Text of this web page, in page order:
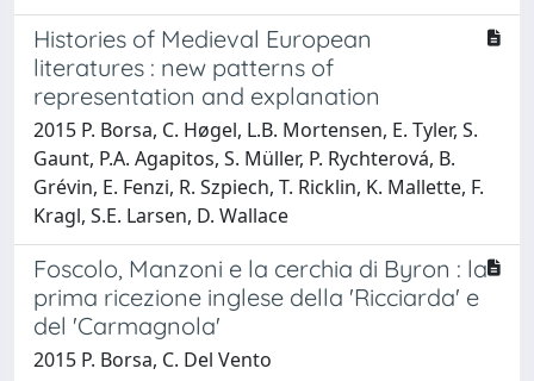
Histories of Medieval European
literatures : new patterns of
representation and explanation
2015 P. Borsa, C. Høgel, L.B. Mortensen, E. Tyler, S.
Gaunt, P.A. Agapitos, S. Müller, P. Rychterová, B.
Grévin, E. Fenzi, R. Szpiech, T. Ricklin, K. Mallette, F.
Kragl, S.E. Larsen, D. Wallace
Foscolo, Manzoni e la cerchia di Byron : la
prima ricezione inglese della 'Ricciarda' e
del 'Carmagnola'
2015 P. Borsa, C. Del Vento